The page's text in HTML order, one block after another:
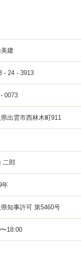
建
- 24 - 3913
0073
出雲市西林木町911
二郎
年
知事許可 第5460号
18:00